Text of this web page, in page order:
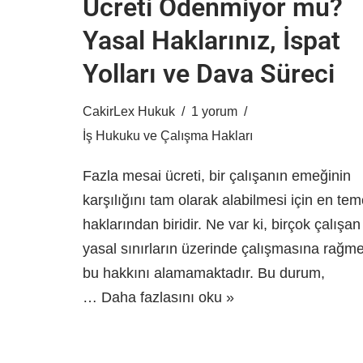
Ücreti Ödenmiyor mu?
Yasal Haklarınız, İspat
Yolları ve Dava Süreci
CakirLex Hukuk
1 yorum
İş Hukuku ve Çalışma Hakları
Fazla mesai ücreti, bir çalışanın emeğinin
karşılığını tam olarak alabilmesi için en
haklarından biridir. Ne var ki, birçok çalışan
yasal sınırların üzerinde çalışmasına
bu hakkını alamamaktadır. Bu durum,
… Daha fazlasını oku »